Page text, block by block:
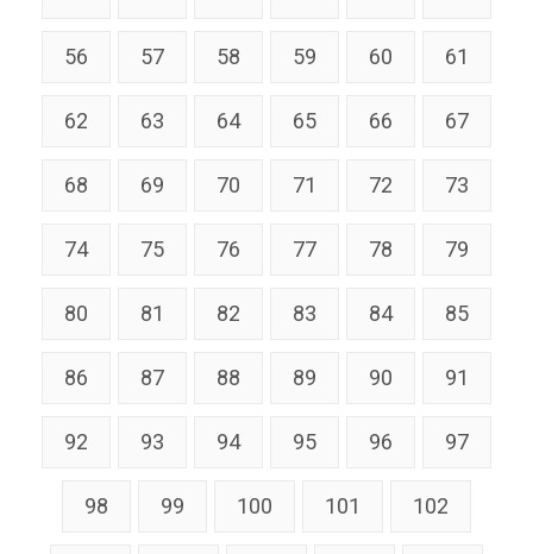
56 57 58 59 60 61
62 63 64 65 66 67
68 69 70 71 72 73
74 75 76 77 78 79
80 81 82 83 84 85
86 87 88 89 90 91
92 93 94 95 96 97
98 99 100 101 102